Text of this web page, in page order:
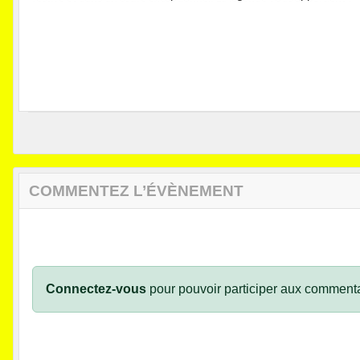
COMMENTEZ L’ÉVÈNEMENT
Connectez-vous pour pouvoir participer aux